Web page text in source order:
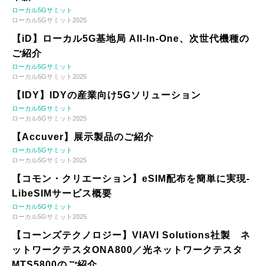
ローカル5Gサミット
ローカル5Gサミット2025
【iD】ローカル5G基地局 All-In-One、次世代機種の
ご紹介
ローカル5Gサミット
ローカル5Gサミット2025
【IDY】IDYの産業向け5Gソリューション
ローカル5Gサミット
ローカル5Gサミット2025
【Accuver】展示製品のご紹介
ローカル5Gサミット
ローカル5Gサミット2025
【コモン・クリエーション】eSIM配布を簡単に実現-
LibeSIMサービス概要
ローカル5Gサミット
ローカル5Gサミット2025
【コーンズテクノロジー】VIAVI Solutions社製 ネ
ットワークテスタONA800／光ネットワークテスタ